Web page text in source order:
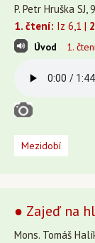
P. Petr Hruška
1. čtení: Iz 6,1 |
Úvod 1.
Mezidobí
● Zajeď na
Mons. Tomáš